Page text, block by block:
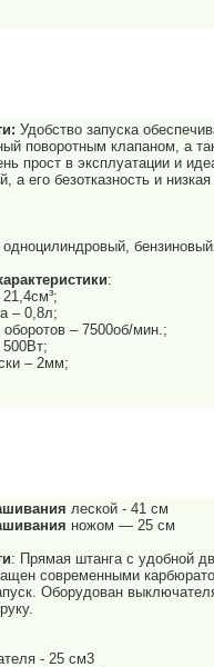
Удобство запуска
поворотным клапаном, а
прост в эксплуатации и
а его безотказность и
одноцилиндровый,
:
– 0,8л;
– 7500об/мин.;
– 2мм;
леской - 41 см
ножом — 25 см
: Прямая штанга с удобной
современными
Оборудован
- 25 см3